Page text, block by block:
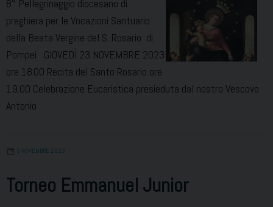
8° Pellegrinaggio diocesano di
preghiera per le Vocazioni Santuario
della Beata Vergine del S. Rosario di
Pompei GIOVEDÌ 23 NOVEMBRE 2023
ore 18.00 Recita del Santo Rosario ore
19.00 Celebrazione Eucaristica presieduta dal nostro Vescovo
Antonio
3 NOVEMBRE 2023
Torneo Emmanuel Junior